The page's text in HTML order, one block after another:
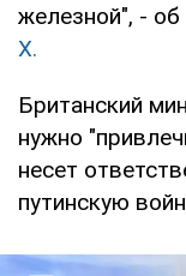
железной", -
Х.
Британский
нужно
несет
путинскую